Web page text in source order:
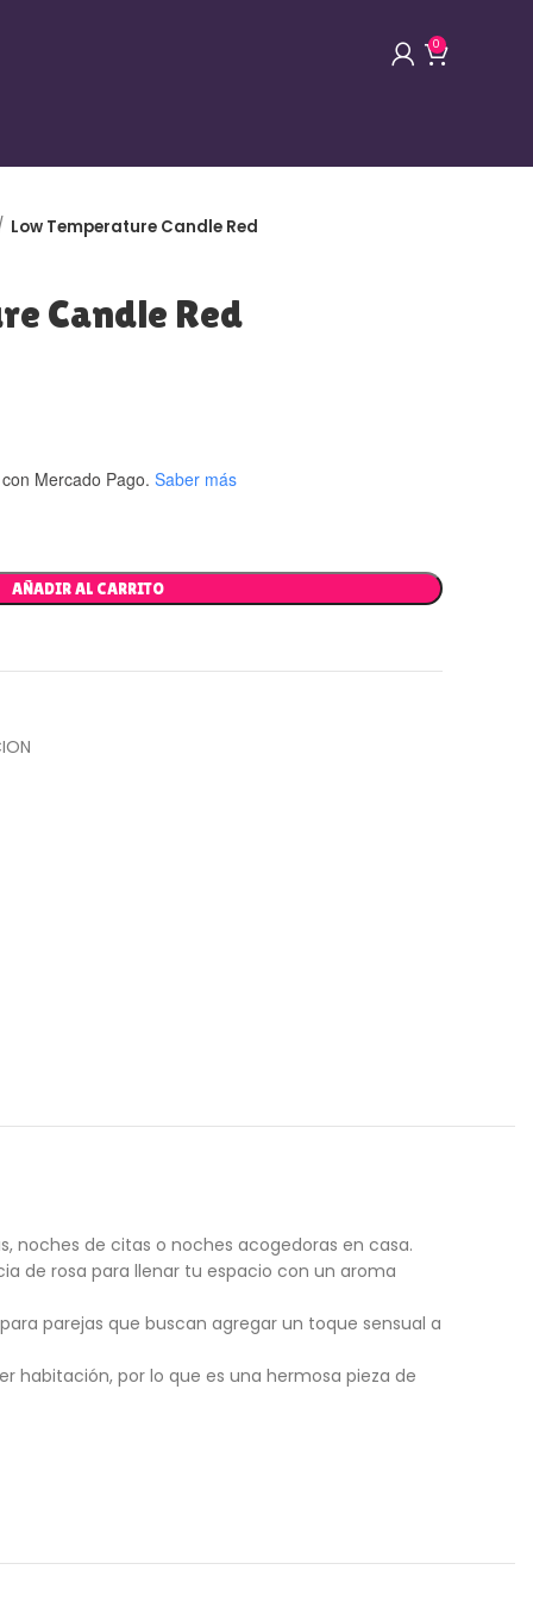
0
Low Temperature Candle Red
Candle Red
con Mercado Pago. Saber más
AÑADIR AL CARRITO
de citas o noches acogedoras en casa.
de rosa para llenar tu espacio con un aroma
parejas que buscan agregar un toque sensual a
habitación, por lo que es una hermosa pieza de